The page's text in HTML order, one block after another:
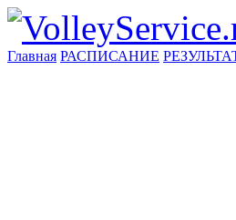
Главная РАСПИСАНИЕ